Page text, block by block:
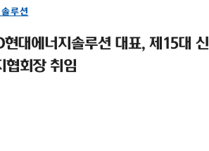
루션
현대에너지솔루션 대표, 제15대 신
협회장 취임